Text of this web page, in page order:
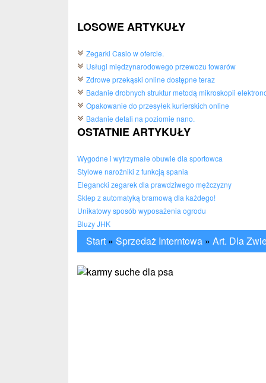
LOSOWE ARTYKUŁY
Zegarki Casio w ofercie.
Usługi międzynarodowego przewozu towarów
Zdrowe przekąski online dostępne teraz
Badanie drobnych struktur metodą mikroskopii
Opakowanie do przesyłek kurierskich online
Badanie detali na poziomie nano.
OSTATNIE ARTYKUŁY
Wygodne i wytrzymałe obuwie dla sportowca
Stylowe narożniki z funkcją spania
Elegancki zegarek dla prawdziwego mężczyzny
Sklep z automatyką bramową dla każdego!
Unikatowy sposób wyposażenia ogrodu
Bluzy JHK
Start » Sprzedaż Interntowa » Art. Dla